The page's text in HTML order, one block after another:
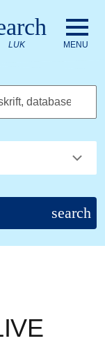
Kongelige
LUK MENU
database
search